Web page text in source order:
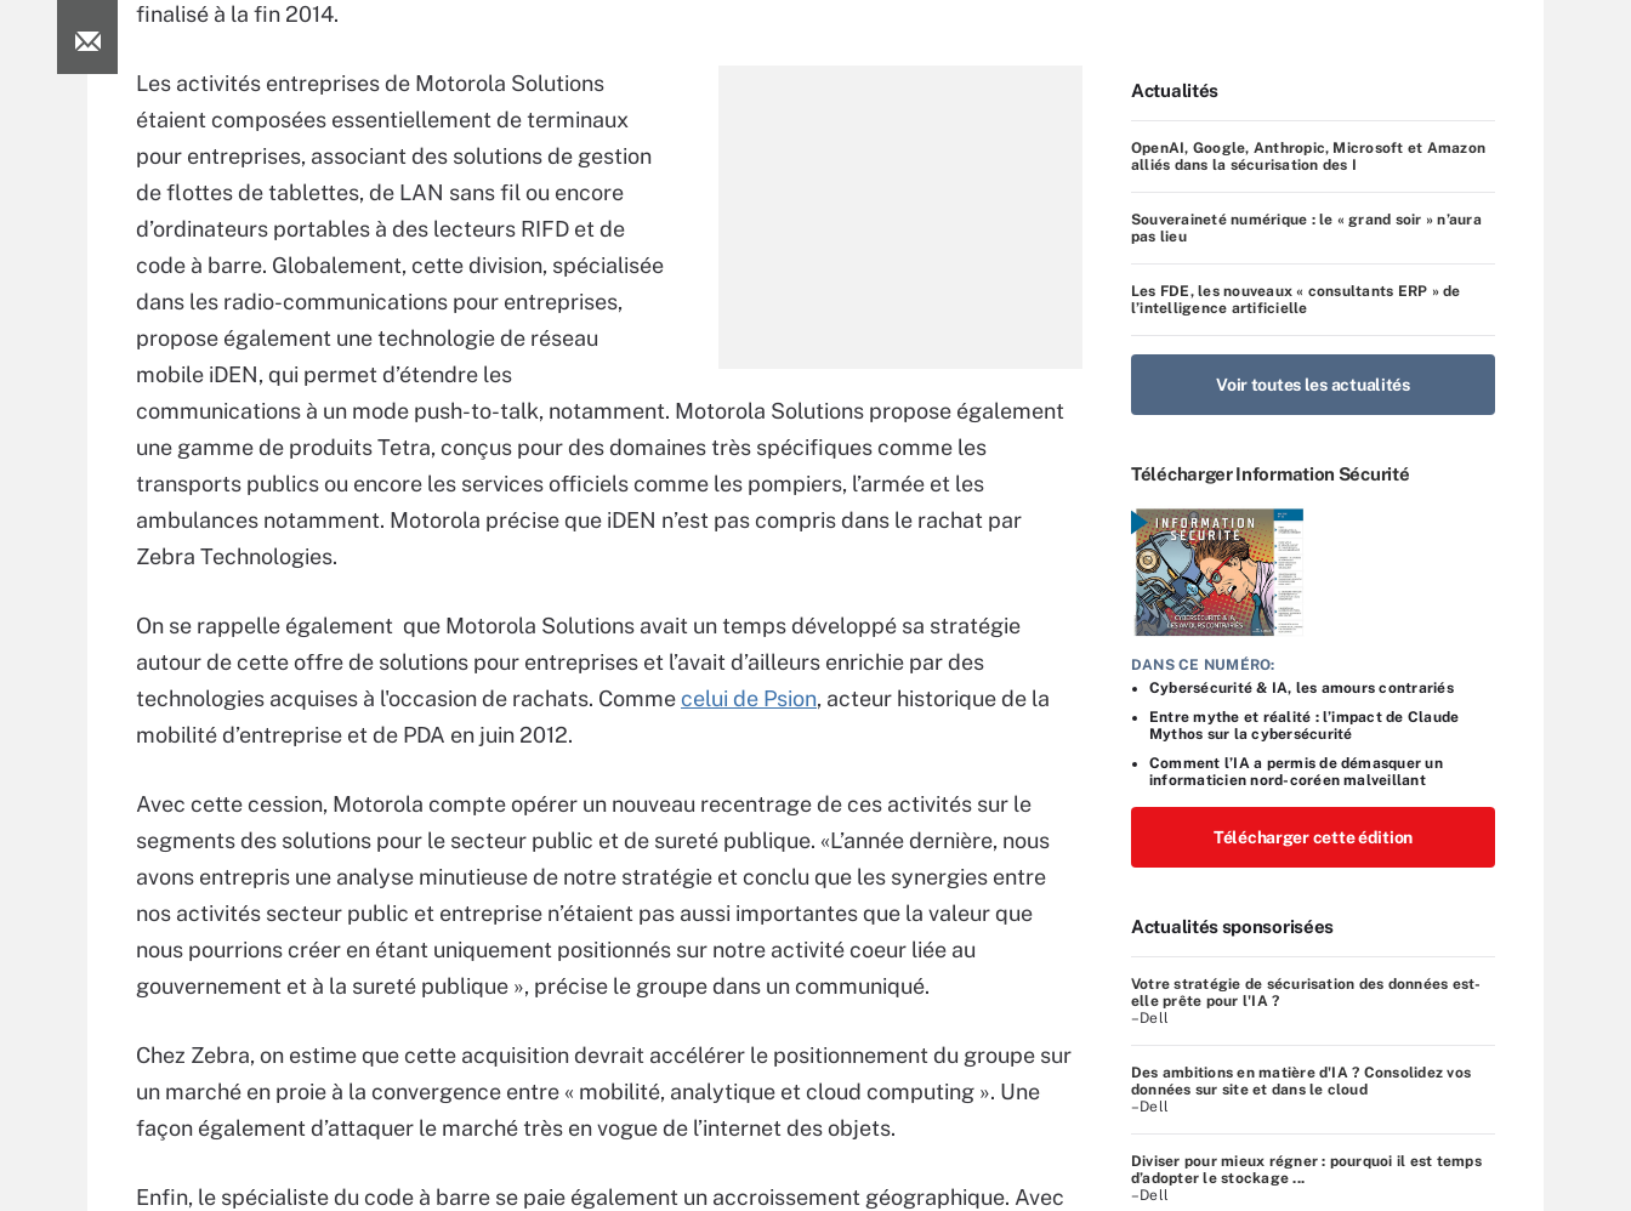
finalisé à la fin 2014.
Les activités entreprises de Motorola Solutions
étaient composées essentiellement de terminaux
pour entreprises, associant des solutions de gestion
de flottes de tablettes, de LAN sans fil ou encore
d’ordinateurs portables à des lecteurs RIFD et de
code à barre. Globalement, cette division, spécialisée
dans les radio-communications pour entreprises,
propose également une technologie de réseau
mobile iDEN, qui permet d’étendre les
communications à un mode push-to-talk, notamment. Motorola Solutions propose également
une gamme de produits Tetra, conçus pour des domaines très spécifiques comme les
transports publics ou encore les services officiels comme les pompiers, l’armée et les
ambulances notamment. Motorola précise que iDEN n’est pas compris dans le rachat par
Zebra Technologies.
On se rappelle également que Motorola Solutions avait un temps développé sa stratégie
autour de cette offre de solutions pour entreprises et l’avait d’ailleurs enrichie par des
technologies acquises à l'occasion de rachats. Commecelui de Psion, acteur historique de la
mobilité d’entreprise et de PDA en juin 2012.
Avec cette cession, Motorola compte opérer un nouveau recentrage de ces activités sur le
segments des solutions pour le secteur public et de sureté publique. «L’année dernière, nous
avons entrepris une analyse minutieuse de notre stratégie et conclu que les synergies entre
nos activités secteur public et entreprise n’étaient pas aussi importantes que la valeur que
nous pourrions créer en étant uniquement positionnés sur notre activité coeur liée au
gouvernement et à la sureté publique », précise le groupe dans un communiqué.
Chez Zebra, on estime que cette acquisition devrait accélérer le positionnement du groupe sur
un marché en proie à la convergence entre « mobilité, analytique et cloud computing ». Une
façon également d’attaquer le marché très en vogue de l’internet des objets.
Enfin, le spécialiste du code à barre se paie également un accroissement géographique. Avec
Actualités
OpenAI, Google, Anthropic, Microsoft et Amazon
alliés dans la sécurisation des I
Souveraineté numérique : le « grand soir » n’aura
pas lieu
Les FDE, les nouveaux « consultants ERP » de
l’intelligence artificielle
Voir toutes les actualités
Télécharger Information Sécurité
DANS CE NUMÉRO:
Cybersécurité & IA, les amours contrariés
Entre mythe et réalité : l’impact de Claude
Mythos sur la cybersécurité
Comment l’IA a permis de démasquer un
informaticien nord-coréen malveillant
Télécharger cette édition
Actualités sponsorisées
Votre stratégie de sécurisation des données est-
elle prête pour l'IA ?
–Dell
Des ambitions en matière d'IA ? Consolidez vos
données sur site et dans le cloud
–Dell
Diviser pour mieux régner : pourquoi il est temps
d’adopter le stockage ...
–Dell